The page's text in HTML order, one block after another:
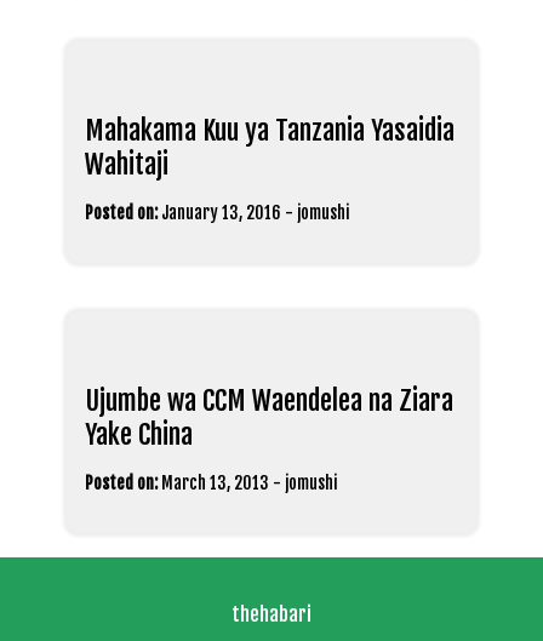
Mahakama Kuu ya Tanzania Yasaidia
Wahitaji
Posted on: January 13, 2016 - jomushi
Ujumbe wa CCM Waendelea na Ziara
Yake China
Posted on: March 13, 2013 - jomushi
thehabari